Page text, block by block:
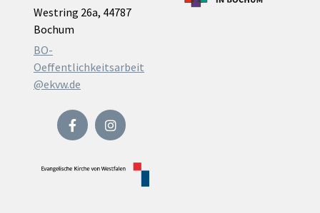
Westring 26a, 44787
Bochum
BO-
Oeffentlichkeitsarbeit
@ekvw.de